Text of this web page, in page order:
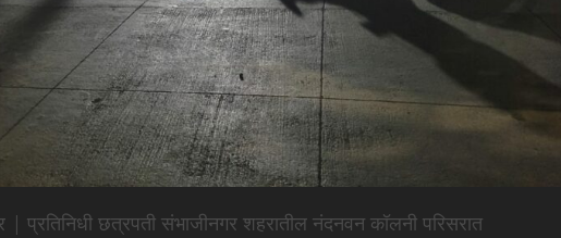
| प्रतिनिधी छत्रपती संभाजीनगर शहरातील नंदनवन कॉलनी परिसरात